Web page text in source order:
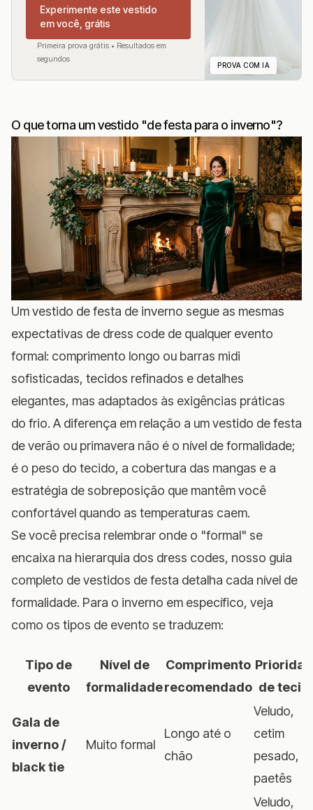
Experimente este vestido
em você, grátis
Primeira prova grátis • Resultados em
segundos
PROVA COM IA
O que torna um vestido "de festa para o inverno"?
Um vestido de festa de inverno segue as mesmas
expectativas de dress code de qualquer evento
formal: comprimento longo ou barras midi
sofisticadas, tecidos refinados e detalhes
elegantes, mas adaptados às exigências práticas
do frio. A diferença em relação a um vestido de festa
de verão ou primavera não é o nível de formalidade;
é o peso do tecido, a cobertura das mangas e a
estratégia de sobreposição que mantêm você
confortável quando as temperaturas caem.
Se você precisa relembrar onde o "formal" se
encaixa na hierarquia dos dress codes, nosso guia
completo de vestidos de festa detalha cada nível de
formalidade. Para o inverno em específico, veja
como os tipos de evento se traduzem:
Tipo de
evento
Nível de
formalidade
Comprimento
recomendado de
Gala de
inverno /
black tie
Muito formal
Longo até o
chão
Veludo,
cetim
pesado,
paetês
Veludo,